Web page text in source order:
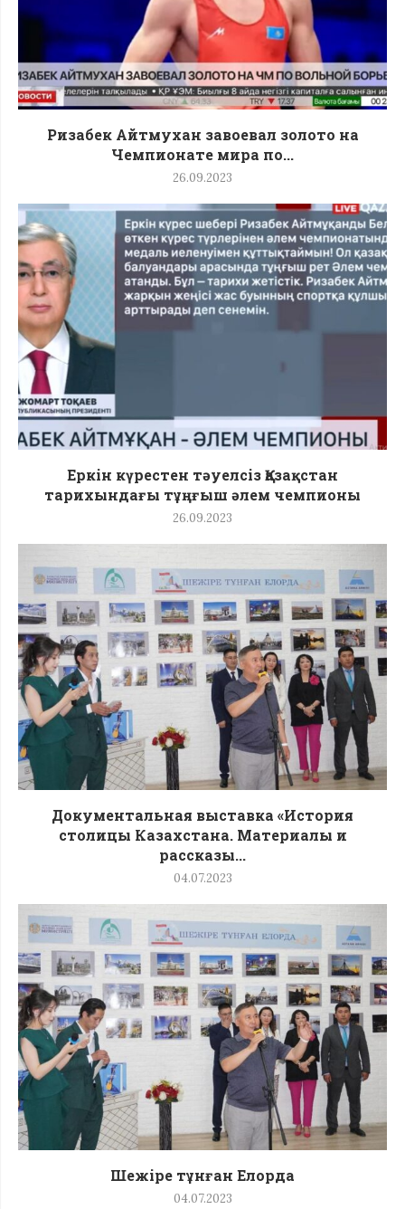
Ризабек Айтмухан завоевал золото на
Чемпионате мира по...
26.09.2023
Еркін күрестен тәуелсіз Қазақстан
тарихындағы тұңғыш әлем чемпионы
26.09.2023
Документальная выставка «История
столицы Казахстана. Материалы и
рассказы...
04.07.2023
Шежіре тұнған Елорда
04.07.2023